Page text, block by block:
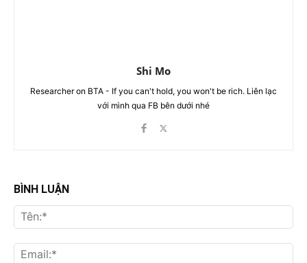
Shi Mo
Researcher on BTA - If you can't hold, you won't be rich. Liên lạc
với mình qua FB bên dưới nhé
BÌNH LUẬN